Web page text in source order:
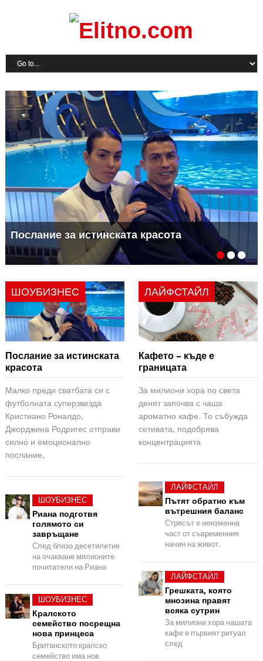
Послание за истинската красота
ШОУБИЗНЕС
Послание за истинската
красота
Малко преди сватбата си с
футболната суперзвезда
Кристиано Роналдо,
Джорджина Родригес отправи
силно и емоционално
послание,
ШОУБИЗНЕС
Риана подготвя
голямото си
завръщане
След близо десетилетие
на очакване милионите
почитатели на Риана
ШОУБИЗНЕС
Кралското
семейство посрещна
нова принцеса
Британското кралско
семейство има нов
ЛАЙФСТАЙЛ
Кафето – къде е
границата
За милиони хора по света
денят започва с чаша
ароматно кафе. То събужда
сетивата, подобрява
концентрацията
ЛАЙФСТАЙЛ
Пътят обратно към
вътрешния баланс
Стресът е неизменна
част от съвременния
начин на живот.
ЛАЙФСТАЙЛ
Грешката, която
мнозина правят
всяка сутрин
За милиони хора чашата
кафе е първият ритуал
след